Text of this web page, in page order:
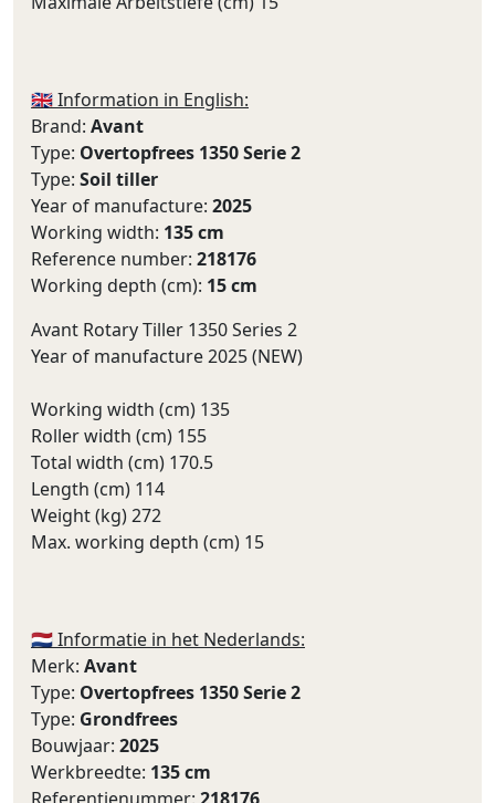
🇬🇧 Information in English:
Brand: Avant
Type: Overtopfrees 1350 Serie 2
Type: Soil tiller
Year of manufacture: 2025
Working width: 135 cm
Reference number: 218176
Working depth (cm): 15 cm
Avant Rotary Tiller 1350 Series 2
Year of manufacture 2025 (NEW)
Working width (cm) 135
Roller width (cm) 155
Total width (cm) 170.5
Length (cm) 114
Weight (kg) 272
Max. working depth (cm) 15
🇳🇱 Informatie in het Nederlands:
Merk: Avant
Type: Overtopfrees 1350 Serie 2
Type: Grondfrees
Bouwjaar: 2025
Werkbreedte: 135 cm
Referentienummer: 218176